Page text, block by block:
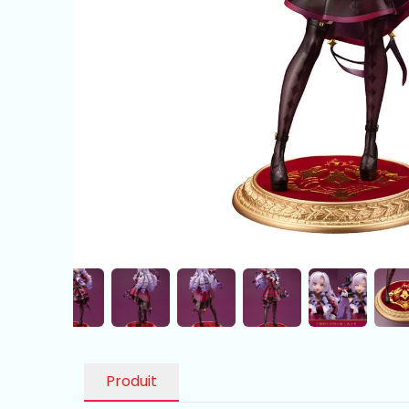
Produit